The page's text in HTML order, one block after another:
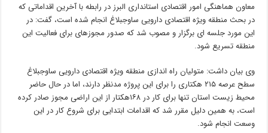
معاون هماهنگی امور اقتصادی استانداری البرز در رابطه با آخرین اقداماتی که
در بحث منطقه ویژه اقتصادی دارویی ساوجبلاغ انجام شده است، گفت: در
این مورد جلسه ای برگزار و مصوب شد که صدور مجوزهای برای فعالیت این
منطقه تسریع شود.
وی بیان داشت: متولیان راه اندازی منطقه ویژه اقتصادی دارویی ساوجبلاغ
سطح عرصه ۲۱۵ هکتاری را برای این پروژه مدنظر دارند، اما در حال حاضر
محیط زیست استان تنها برای کار در ۱۶۸هکتار از این اراضی مجوز صادر کرده
است، به همین دلیل مقرر شد که اقدامات ابتدایی برای شروع کار در این
وسعت انجام شود.